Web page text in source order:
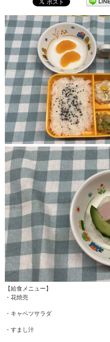
【給食メニュー】
・花焼売
・キャベツサラダ
・すまし汁